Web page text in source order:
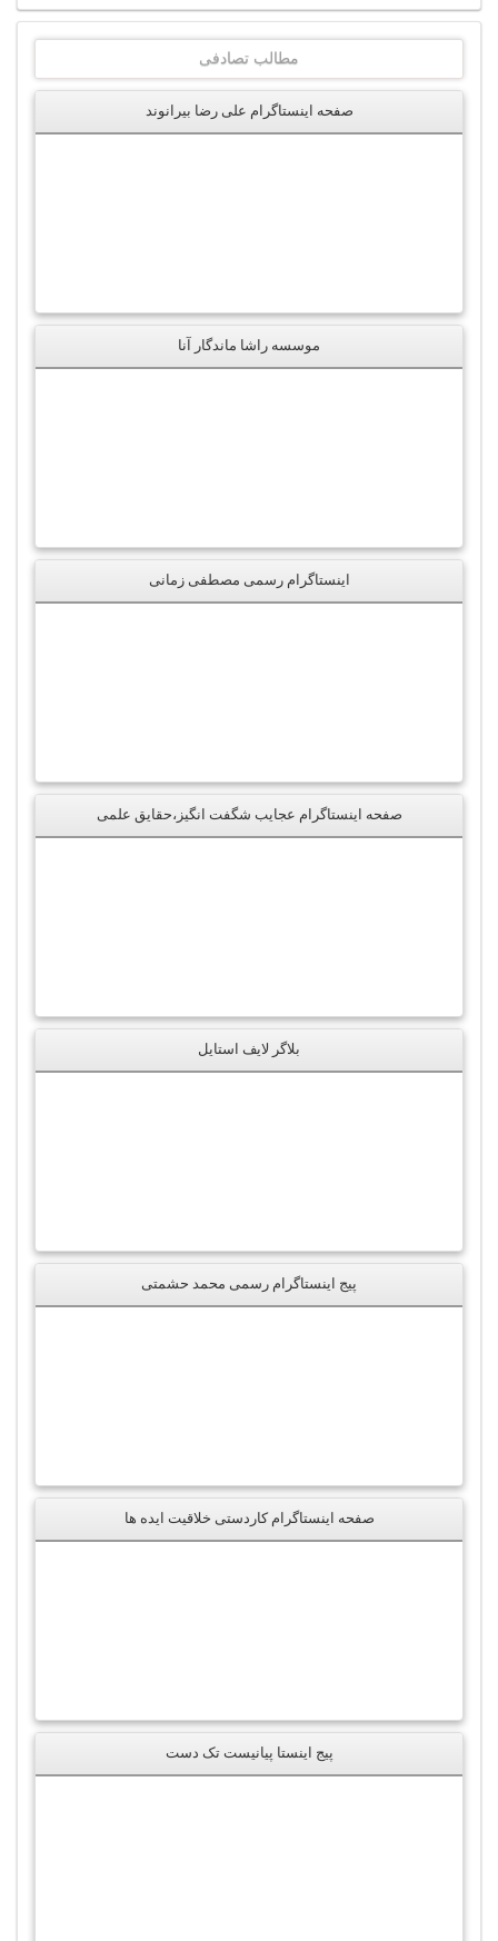
مطالب تصادفی
صفحه اینستاگرام علی رضا بیرانوند
موسسه راشا ماندگار آنا
اینستاگرام رسمی مصطفی زمانی
صفحه اینستاگرام عجایب شگفت انگیز،حقایق علمی
بلاگر لایف استایل
پیج اینستاگرام رسمی محمد حشمتی
صفحه اینستاگرام کاردستی خلاقیت ایده ها
پیج اینستا پیانیست تک دست